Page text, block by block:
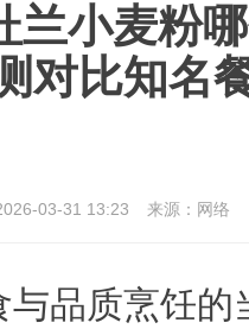
兰小麦粉
对比知名
03-31 13:23 来源：网络
品质烹饪